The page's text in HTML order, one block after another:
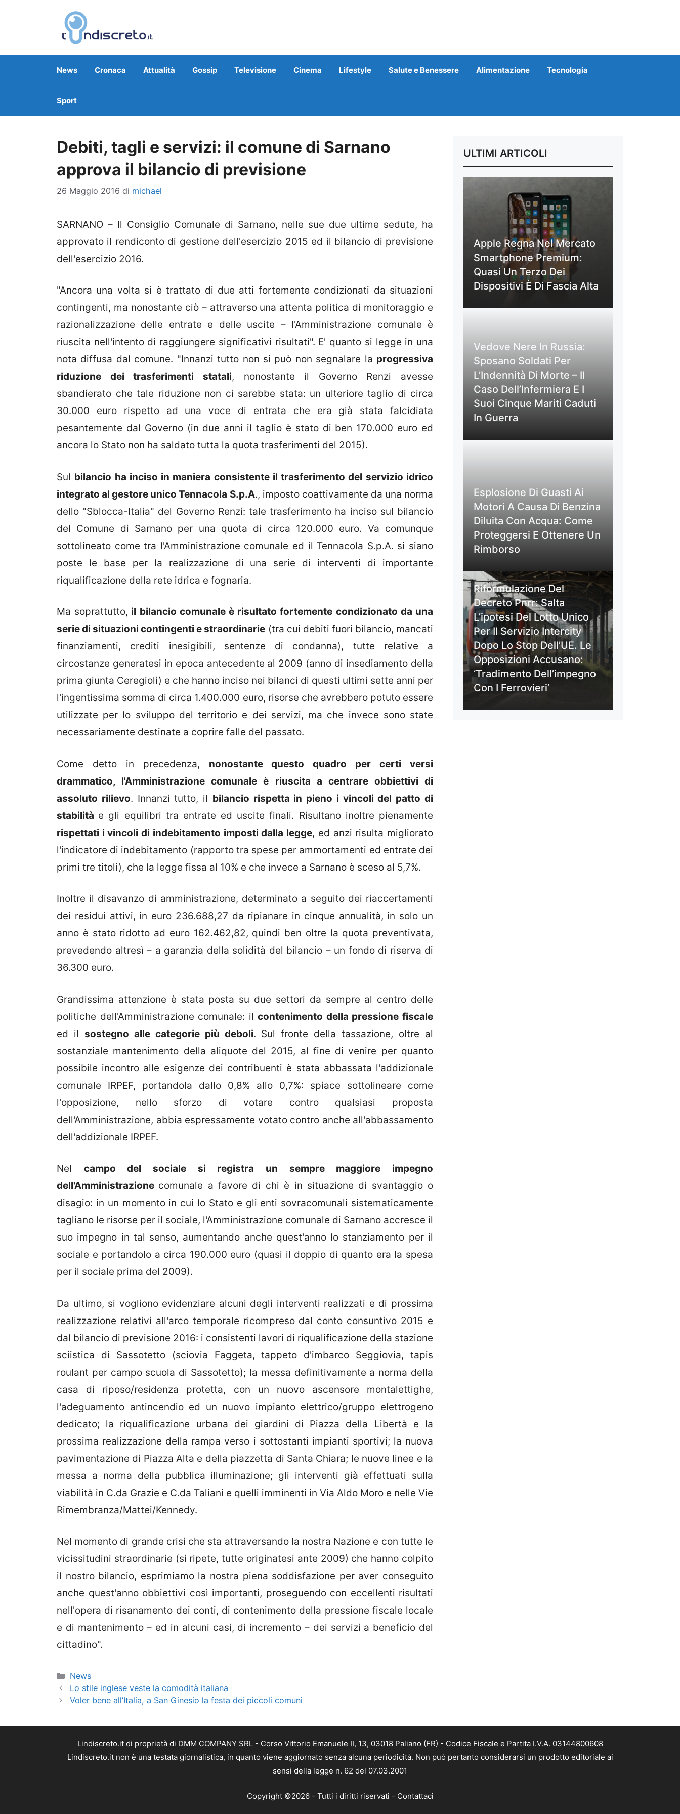
News Cronaca Attualità Gossip Televisione Cinema Lifestyle Salute e Benessere Alimentazione Tecnologia
Sport
Debiti, tagli e servizi: il comune di Sarnano
approva il bilancio di previsione
26 Maggio 2016 di michael
SARNANO – Il Consiglio Comunale di Sarnano, nelle sue due ultime sedute, ha
approvato il rendiconto di gestione dell'esercizio 2015 ed il bilancio di previsione
dell'esercizio 2016.
"Ancora una volta si è trattato di due atti fortemente condizionati da situazioni
contingenti, ma nonostante ciò – attraverso una attenta politica di monitoraggio e
razionalizzazione delle entrate e delle uscite – l'Amministrazione comunale è
riuscita nell'intento di raggiungere significativi risultati". E' quanto si legge in una
nota diffusa dal comune. "Innanzi tutto non si può non segnalare la progressiva
riduzione dei trasferimenti statali, nonostante il Governo Renzi avesse
sbandierato che tale riduzione non ci sarebbe stata: un ulteriore taglio di circa
30.000 euro rispetto ad una voce di entrata che era già stata falcidiata
pesantemente dal Governo (in due anni il taglio è stato di ben 170.000 euro ed
ancora lo Stato non ha saldato tutta la quota trasferimenti del 2015).
Sul bilancio ha inciso in maniera consistente il trasferimento del servizio idrico
integrato al gestore unico Tennacola S.p.A., imposto coattivamente da una norma
dello "Sblocca-Italia" del Governo Renzi: tale trasferimento ha inciso sul bilancio
del Comune di Sarnano per una quota di circa 120.000 euro. Va comunque
sottolineato come tra l'Amministrazione comunale ed il Tennacola S.p.A. si siano
poste le base per la realizzazione di una serie di interventi di importante
riqualificazione della rete idrica e fognaria.
Ma soprattutto, il bilancio comunale è risultato fortemente condizionato da una
serie di situazioni contingenti e straordinarie (tra cui debiti fuori bilancio, mancati
finanziamenti, crediti inesigibili, sentenze di condanna), tutte relative a
circostanze generatesi in epoca antecedente al 2009 (anno di insediamento della
prima giunta Ceregioli) e che hanno inciso nei bilanci di questi ultimi sette anni per
l'ingentissima somma di circa 1.400.000 euro, risorse che avrebbero potuto essere
utilizzate per lo sviluppo del territorio e dei servizi, ma che invece sono state
necessariamente destinate a coprire falle del passato.
Come detto in precedenza, nonostante questo quadro per certi versi
drammatico, l'Amministrazione comunale è riuscita a centrare obbiettivi di
assoluto rilievo. Innanzi tutto, il bilancio rispetta in pieno i vincoli del patto di
stabilità e gli equilibri tra entrate ed uscite finali. Risultano inoltre pienamente
rispettati i vincoli di indebitamento imposti dalla legge, ed anzi risulta migliorato
l'indicatore di indebitamento (rapporto tra spese per ammortamenti ed entrate dei
primi tre titoli), che la legge fissa al 10% e che invece a Sarnano è sceso al 5,7%.
Inoltre il disavanzo di amministrazione, determinato a seguito dei riaccertamenti
dei residui attivi, in euro 236.688,27 da ripianare in cinque annualità, in solo un
anno è stato ridotto ad euro 162.462,82, quindi ben oltre la quota preventivata,
prevedendo altresì – a garanzia della solidità del bilancio – un fondo di riserva di
36.300 euro.
Grandissima attenzione è stata posta su due settori da sempre al centro delle
politiche dell'Amministrazione comunale: ilcontenimento della pressione fiscale
ed il sostegno alle categorie più deboli. Sul fronte della tassazione, oltre al
sostanziale mantenimento della aliquote del 2015, al fine di venire per quanto
possibile incontro alle esigenze dei contribuenti è stata abbassata l'addizionale
comunale IRPEF, portandola dallo 0,8% allo 0,7%: spiace sottolineare come
l'opposizione, nello sforzo di votare contro qualsiasi proposta
dell'Amministrazione, abbia espressamente votato contro anche all'abbassamento
dell'addizionale IRPEF.
Nel campo del sociale si registra un sempre maggiore impegno
dell'Amministrazione comunale a favore di chi è in situazione di svantaggio o
disagio: in un momento in cui lo Stato e gli enti sovracomunali sistematicamente
tagliano le risorse per il sociale, l'Amministrazione comunale di Sarnano accresce il
suo impegno in tal senso, aumentando anche quest'anno lo stanziamento per il
sociale e portandolo a circa 190.000 euro (quasi il doppio di quanto era la spesa
per il sociale prima del 2009).
Da ultimo, si vogliono evidenziare alcuni degli interventi realizzati e di prossima
realizzazione relativi all'arco temporale ricompreso dal conto consuntivo 2015 e
dal bilancio di previsione 2016: i consistenti lavori di riqualificazione della stazione
sciistica di Sassotetto (sciovia Faggeta, tappeto d'imbarco Seggiovia, tapis
roulant per campo scuola di Sassotetto); la messa definitivamente a norma della
casa di riposo/residenza protetta, con un nuovo ascensore montalettighe,
l'adeguamento antincendio ed un nuovo impianto elettrico/gruppo elettrogeno
dedicato; la riqualificazione urbana dei giardini di Piazza della Libertà e la
prossima realizzazione della rampa verso i sottostanti impianti sportivi; la nuova
pavimentazione di Piazza Alta e della piazzetta di Santa Chiara; le nuove linee e la
messa a norma della pubblica illuminazione; gli interventi già effettuati sulla
viabilità in C.da Grazie e C.da Taliani e quelli imminenti in Via Aldo Moro e nelle Vie
Rimembranza/Mattei/Kennedy.
Nel momento di grande crisi che sta attraversando la nostra Nazione e con tutte le
vicissitudini straordinarie (si ripete, tutte originatesi ante 2009) che hanno colpito
il nostro bilancio, esprimiamo la nostra piena soddisfazione per aver conseguito
anche quest'anno obbiettivi così importanti, proseguendo con eccellenti risultati
nell'opera di risanamento dei conti, di contenimento della pressione fiscale locale
e di mantenimento – ed in alcuni casi, di incremento – dei servizi a beneficio del
cittadino".
Categorie
News
Lo stile inglese veste la comodità italiana
Voler bene all’Italia, a San Ginesio la festa dei piccoli comuni
ULTIMI ARTICOLI
Apple Regna Nel Mercato
Smartphone Premium:
Quasi Un Terzo Dei
Dispositivi È Di Fascia Alta
Vedove Nere In Russia:
Sposano Soldati Per
L’Indennità Di Morte – Il
Caso Dell’Infermiera E I
Suoi Cinque Mariti Caduti
In Guerra
Esplosione Di Guasti Ai
Motori A Causa Di Benzina
Diluita Con Acqua: Come
Proteggersi E Ottenere Un
Rimborso
Riformulazione Del
Decreto Pnrr: Salta
L’ipotesi Del Lotto Unico
Per Il Servizio Intercity
Dopo Lo Stop Dell’UE. Le
Opposizioni Accusano:
‘Tradimento Dell’impegno
Con I Ferrovieri’
Lindiscreto.it di proprietà di DMM COMPANY SRL - Corso Vittorio Emanuele II, 13, 03018 Paliano (FR) - Codice Fiscale e Partita I.V.A. 03144800608
Lindiscreto.it non è una testata giornalistica, in quanto viene aggiornato senza alcuna periodicità. Non può pertanto considerarsi un prodotto editoriale ai
sensi della legge n. 62 del 07.03.2001
Copyright ©2026 - Tutti i diritti riservati - Contattaci